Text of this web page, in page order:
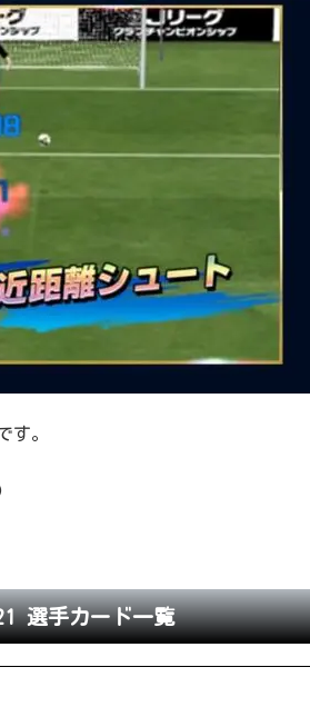
す。
選手カード一覧